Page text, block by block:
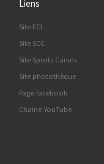
Liens
Site FCI
Site SCC
Site Sports Canins
Site photothèque
Page facebook
Chaine YouTube